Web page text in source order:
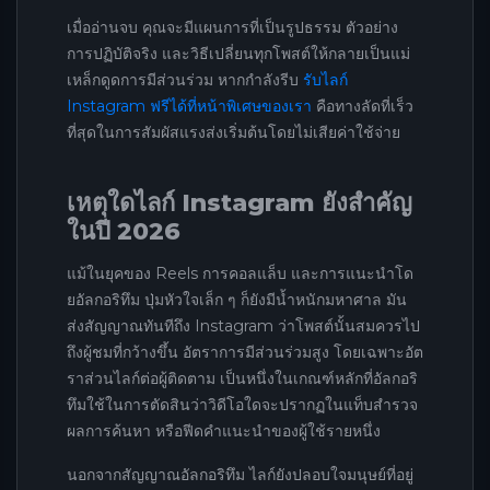
เมื่ออ่านจบ คุณจะมีแผนการที่เป็นรูปธรรม ตัวอย่าง
การปฏิบัติจริง และวิธีเปลี่ยนทุกโพสต์ให้กลายเป็นแม่
เหล็กดูดการมีส่วนร่วม หากกำลังรีบ รับไลก์
Instagram ฟรีได้ที่หน้าพิเศษของเรา คือทางลัดที่เร็ว
ที่สุดในการสัมผัสแรงส่งเริ่มต้นโดยไม่เสียค่าใช้จ่าย
เหตุใดไลก์ Instagram ยังสำคัญ
ในปี 2026
แม้ในยุคของ Reels การคอลแล็บ และการแนะนำโด
ยอัลกอริทึม ปุ่มหัวใจเล็ก ๆ ก็ยังมีน้ำหนักมหาศาล มัน
ส่งสัญญาณทันทีถึง Instagram ว่าโพสต์นั้นสมควรไป
ถึงผู้ชมที่กว้างขึ้น อัตราการมีส่วนร่วมสูง โดยเฉพาะอัต
ราส่วนไลก์ต่อผู้ติดตาม เป็นหนึ่งในเกณฑ์หลักที่อัลกอริ
ทึมใช้ในการตัดสินว่าวิดีโอใดจะปรากฏในแท็บสำรวจ
ผลการค้นหา หรือฟีดคำแนะนำของผู้ใช้รายหนึ่ง
นอกจากสัญญาณอัลกอริทึม ไลก์ยังปลอบใจมนุษย์ที่อยู่